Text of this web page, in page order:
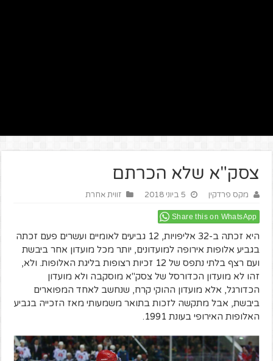
צסק"א שלא הכרתם
מקס פרדקין 5 ביוני 2018 זווית אחרת
Share this on WhatsApp
היא זכתה ב-32 אליפויות, 12 גביעים לאומיים ועשרים פעם זכתה
בגביע אלופות אירופה למועדונים, יותר מכל מועדון אחר ביבשת
ועם רצף בלתי נתפס של 12 זכיות רצופות בליגת האלופות. ולא,
זהו לא מועדון הכדורסל של צסק"א מוסקבה ולא מועדון
הכדורגל, אלא מועדון ההוקי קרח, שנחשב לאחד המפוארים
ביבשת, אבל מתקשה לזכות בתואר משמעותי מאז הזכייה בגביע
האלופות האירופי בעונת 1991.